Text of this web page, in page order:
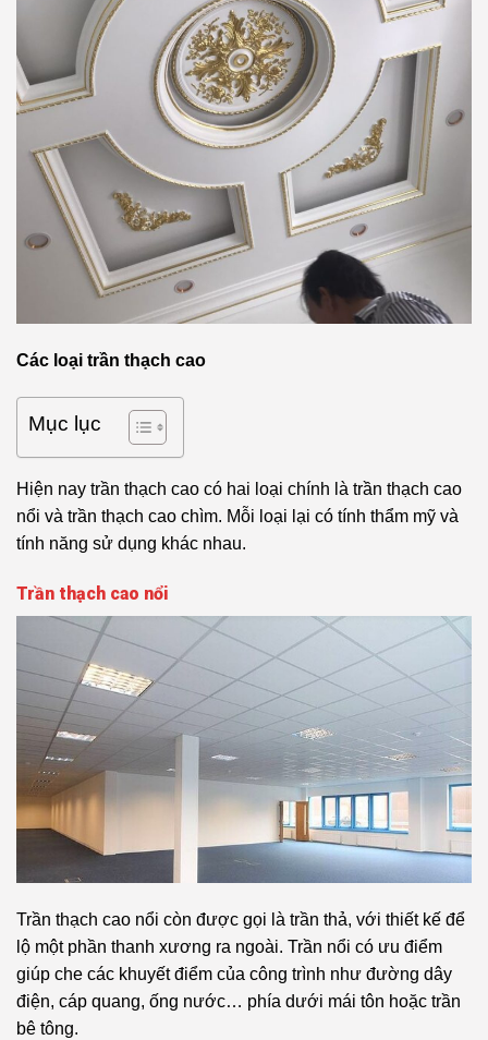
Các loại trần thạch cao
Mục lục
Hiện nay trần thạch cao có hai loại chính là trần thạch cao
nổi và trần thạch cao chìm. Mỗi loại lại có tính thẩm mỹ và
tính năng sử dụng khác nhau.
Trần thạch cao nổi
Trần thạch cao nổi còn được gọi là trần thả, với thiết kế để
lộ một phần thanh xương ra ngoài. Trần nổi có ưu điểm
giúp che các khuyết điểm của công trình như đường dây
điện, cáp quang, ống nước… phía dưới mái tôn hoặc trần
bê tông.